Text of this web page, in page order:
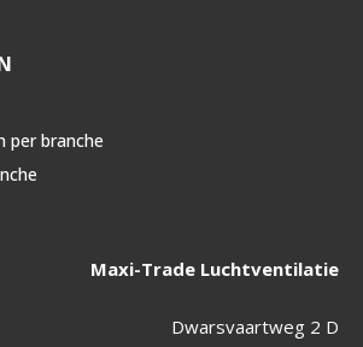
per branche
Maxi-Trade Luchtventilatie
Dwarsvaartweg 2 D